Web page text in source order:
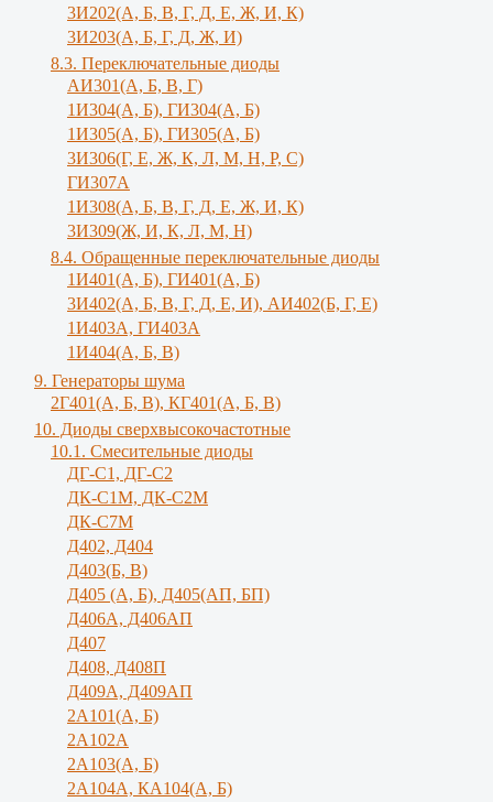
3И202(А, Б, В, Г, Д, Е, Ж, И, К)
3И203(А, Б, Г, Д, Ж, И)
8.3. Переключательные диоды
АИ301(А, Б, В, Г)
1И304(А, Б), ГИ304(А, Б)
1И305(А, Б), ГИ305(А, Б)
3И306(Г, Е, Ж, К, Л, М, Н, Р, С)
ГИ307А
1И308(А, Б, В, Г, Д, Е, Ж, И, К)
3И309(Ж, И, К, Л, M, Н)
8.4. Обращенные переключательные диоды
1И401(А, Б), ГИ401(А, Б)
3И402(А, Б, В, Г, Д, Е, И), АИ402(Б, Г, Е)
1И403А, ГИ403А
1И404(А, Б, В)
9. Генераторы шума
2Г401(А, Б, В), КГ401(А, Б, В)
10. Диоды сверхвысокочастотные
10.1. Смесительные диоды
ДГ-С1, ДГ-С2
ДК-С1М, ДК-С2М
ДК-С7М
Д402, Д404
Д403(Б, В)
Д405 (А, Б), Д405(АП, БП)
Д406А, Д406АП
Д407
Д408, Д408П
Д409А, Д409АП
2А101(А, Б)
2А102А
2А103(А, Б)
2А104А, КА104(А, Б)